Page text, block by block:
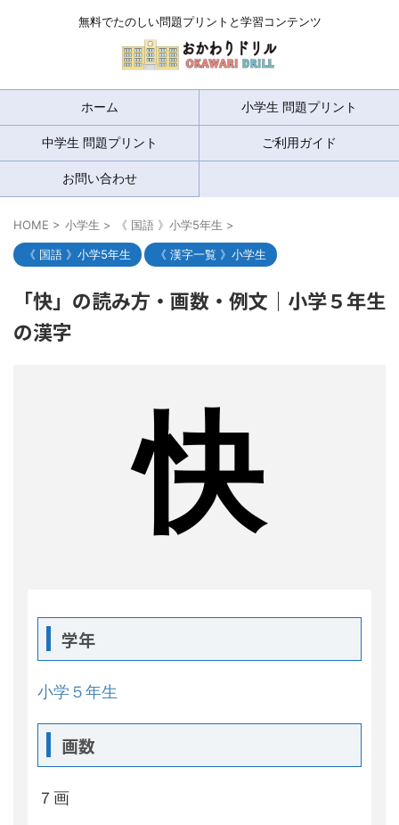
無料でたのしい問題プリントと学習コンテンツ
ホーム 小学生 問題プリント
中学生 問題プリント ご利用ガイド
お問い合わせ
HOME > 小学生 > 《 国語 》小学5年生 >
《 国語 》小学5年生 《 漢字一覧 》小学生
「快」の読み方・画数・例文｜小学５年生
の漢字
快
学年
小学５年生
画数
７画